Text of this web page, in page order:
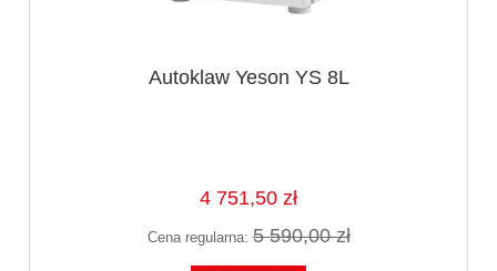
Autoklaw Yeson YS 8L
4 751,50 zł
Cena regularna:5 590,00 zł